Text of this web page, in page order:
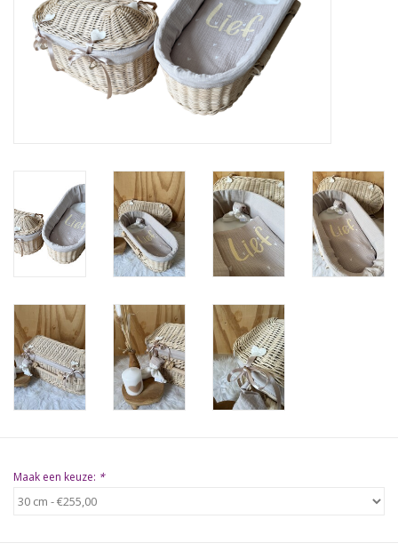
Natuurbegraven
Vanaf 1 jaar
Over ons
Deutsch
Scandinavië
Maak een keuze: *